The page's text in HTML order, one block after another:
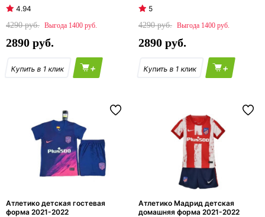
4.94
4290
1400
2890
+
5
4290
1400
2890
+
Атлетико детская гостевая
форма 2021-2022
Атлетико Мадрид детская
домашняя форма 2021-2022